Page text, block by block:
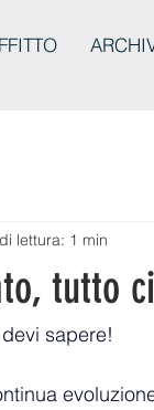
tutto
lettura: 1 min
sapere!